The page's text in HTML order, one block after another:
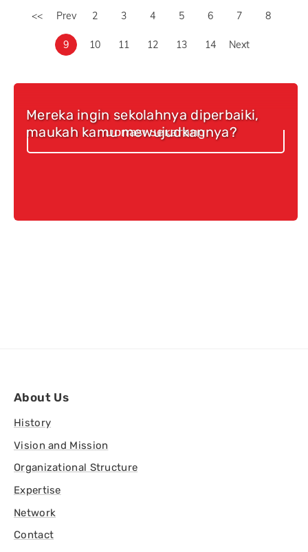
<< Prev 2 3 4 5 6 7 8
9 10 11 12 13 14 Next
Mereka ingin sekolahnya diperbaiki,
maukah kamu mewujudkannya?
Donasi Sekarang
About Us
History
Vision and Mission
Organizational Structure
Expertise
Network
Contact